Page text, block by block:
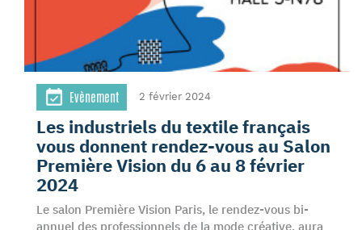
Evènement 2 février 2024
Les industriels du textile français
vous donnent rendez-vous au Salon
Première Vision du 6 au 8 février
2024
Le salon Première Vision Paris, le rendez-vous bi-
annuel des professionnels de la mode créative, aura